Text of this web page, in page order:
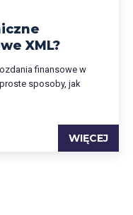
XML?
finansowe w
sposoby, jak
WIĘCEJ